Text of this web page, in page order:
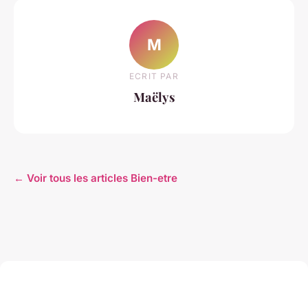
M
ECRIT PAR
Maëlys
← Voir tous les articles Bien-etre